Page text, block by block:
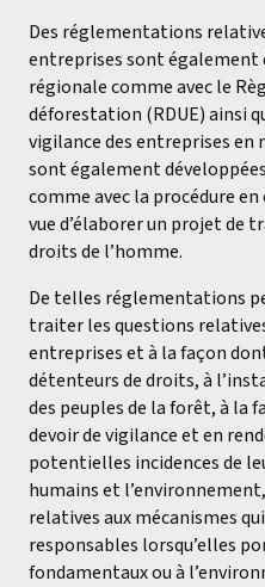
Des réglementations
entreprises sont également
régionale comme avec le
déforestation (RDUE) ainsi
vigilance des entreprises en
sont également
comme avec la procédure
vue d’élaborer un projet de
droits de l’homme.
De telles réglementations
traiter les questions
entreprises et à la façon
détenteurs de droits, à
des peuples de la forêt, à la
devoir de vigilance et en
potentielles incidences de
humains et
relatives aux mécanismes
responsables lorsqu’elles
fondamentaux ou à